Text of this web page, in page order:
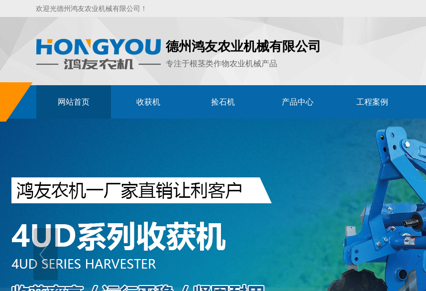
欢迎光德州鸿友农业机械有限公司！
德州鸿友农业机械有限公司
专注于根茎类作物农业机械产品
网站首页 收获机 捡石机 产品中心 工程案例